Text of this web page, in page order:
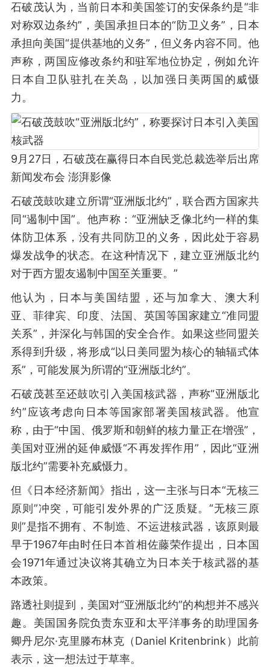
石破茂认为，当前日本和美国签订的安保条约是“非
对称双边条约”，美国承担日本的“防卫义务”，日本
承担向美国“提供基地的义务”，但义务内容不同。他
声称，两国应修改条约和驻军地位协定，例如允许
日本自卫队驻扎在关岛，以加强日美两国的威慑
力。
9月27日，石破茂在赢得日本自民党总裁选举后出席
新闻发布会 澎湃影像
石破茂鼓吹建立所谓“亚洲版北约”，联合西方国家共
同“遏制中国”。他声称：“亚洲缺乏像北约一样的集
体防卫体系，没有共同防卫的义务，因此处于容易
爆发战争的状态。在这种情况下，建立亚洲版北约
对于西方盟友遏制中国至关重要。”
他认为，日本与美国结盟，还与加拿大、澳大利
亚、菲律宾、印度、法国、英国等国家建立“准同盟
关系”，并深化与韩国的安全合作。如果这些同盟关
系得到升级，将形成“以日美同盟为核心的轴辐式体
系”，可能发展为所谓的“亚洲版北约”。
石破茂甚至还鼓吹引入美国核武器，声称“亚洲版北
约”应该考虑向日本等国家部署美国核武器。他宣
称，由于“中国、俄罗斯和朝鲜的核力量正在增强”，
美国对亚洲的延伸威慑“不再发挥作用”，因此“亚洲
版北约”需要补充威慑力。
但《日本经济新闻》指出，这一主张与日本“无核三
原则”冲突，可能引发外界的广泛质疑。“无核三原
则”是指不拥有、不制造、不运进核武器，该原则最
早于1967年由时任日本首相佐藤荣作提出，日本国
会1971年通过决议将其确立为日本关于核武器的基
本政策。
路透社则提到，美国对“亚洲版北约”的构想并不感兴
趣。美国国务院负责东亚和太平洋事务的助理国务
卿丹尼尔·克里滕布林克（Daniel Kritenbrink）此前
表示，这一想法过于草率。